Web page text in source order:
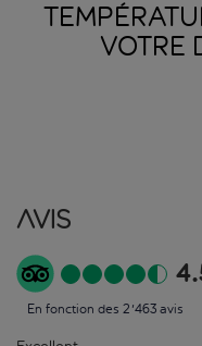
VOTRE
Avis
En fonction des 2'463 avis